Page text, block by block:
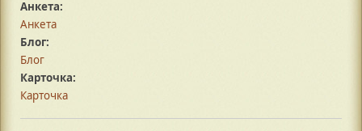
Анкета:
Анкета
Блог:
Блог
Карточка:
Карточка